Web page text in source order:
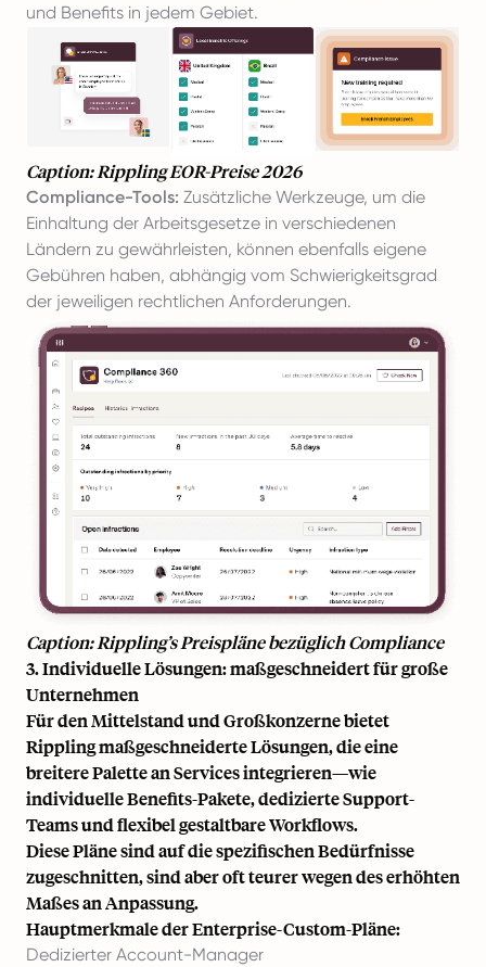
und Benefits in jedem Gebiet.
Caption: Rippling EOR-Preise 2026
Compliance-Tools: Zusätzliche Werkzeuge, um die
Einhaltung der Arbeitsgesetze in verschiedenen
Ländern zu gewährleisten, können ebenfalls eigene
Gebühren haben, abhängig vom Schwierigkeitsgrad
der jeweiligen rechtlichen Anforderungen.
Caption: Rippling’s Preispläne bezüglich Compliance
3. Individuelle Lösungen: maßgeschneidert für große
Unternehmen
Für den Mittelstand und Großkonzerne bietet
Rippling maßgeschneiderte Lösungen, die eine
breitere Palette an Services integrieren—wie
individuelle Benefits-Pakete, dedizierte Support-
Teams und flexibel gestaltbare Workflows.
Diese Pläne sind auf die spezifischen Bedürfnisse
zugeschnitten, sind aber oft teurer wegen des erhöhten
Maßes an Anpassung.
Hauptmerkmale der Enterprise-Custom-Pläne:
Dedizierter Account-Manager